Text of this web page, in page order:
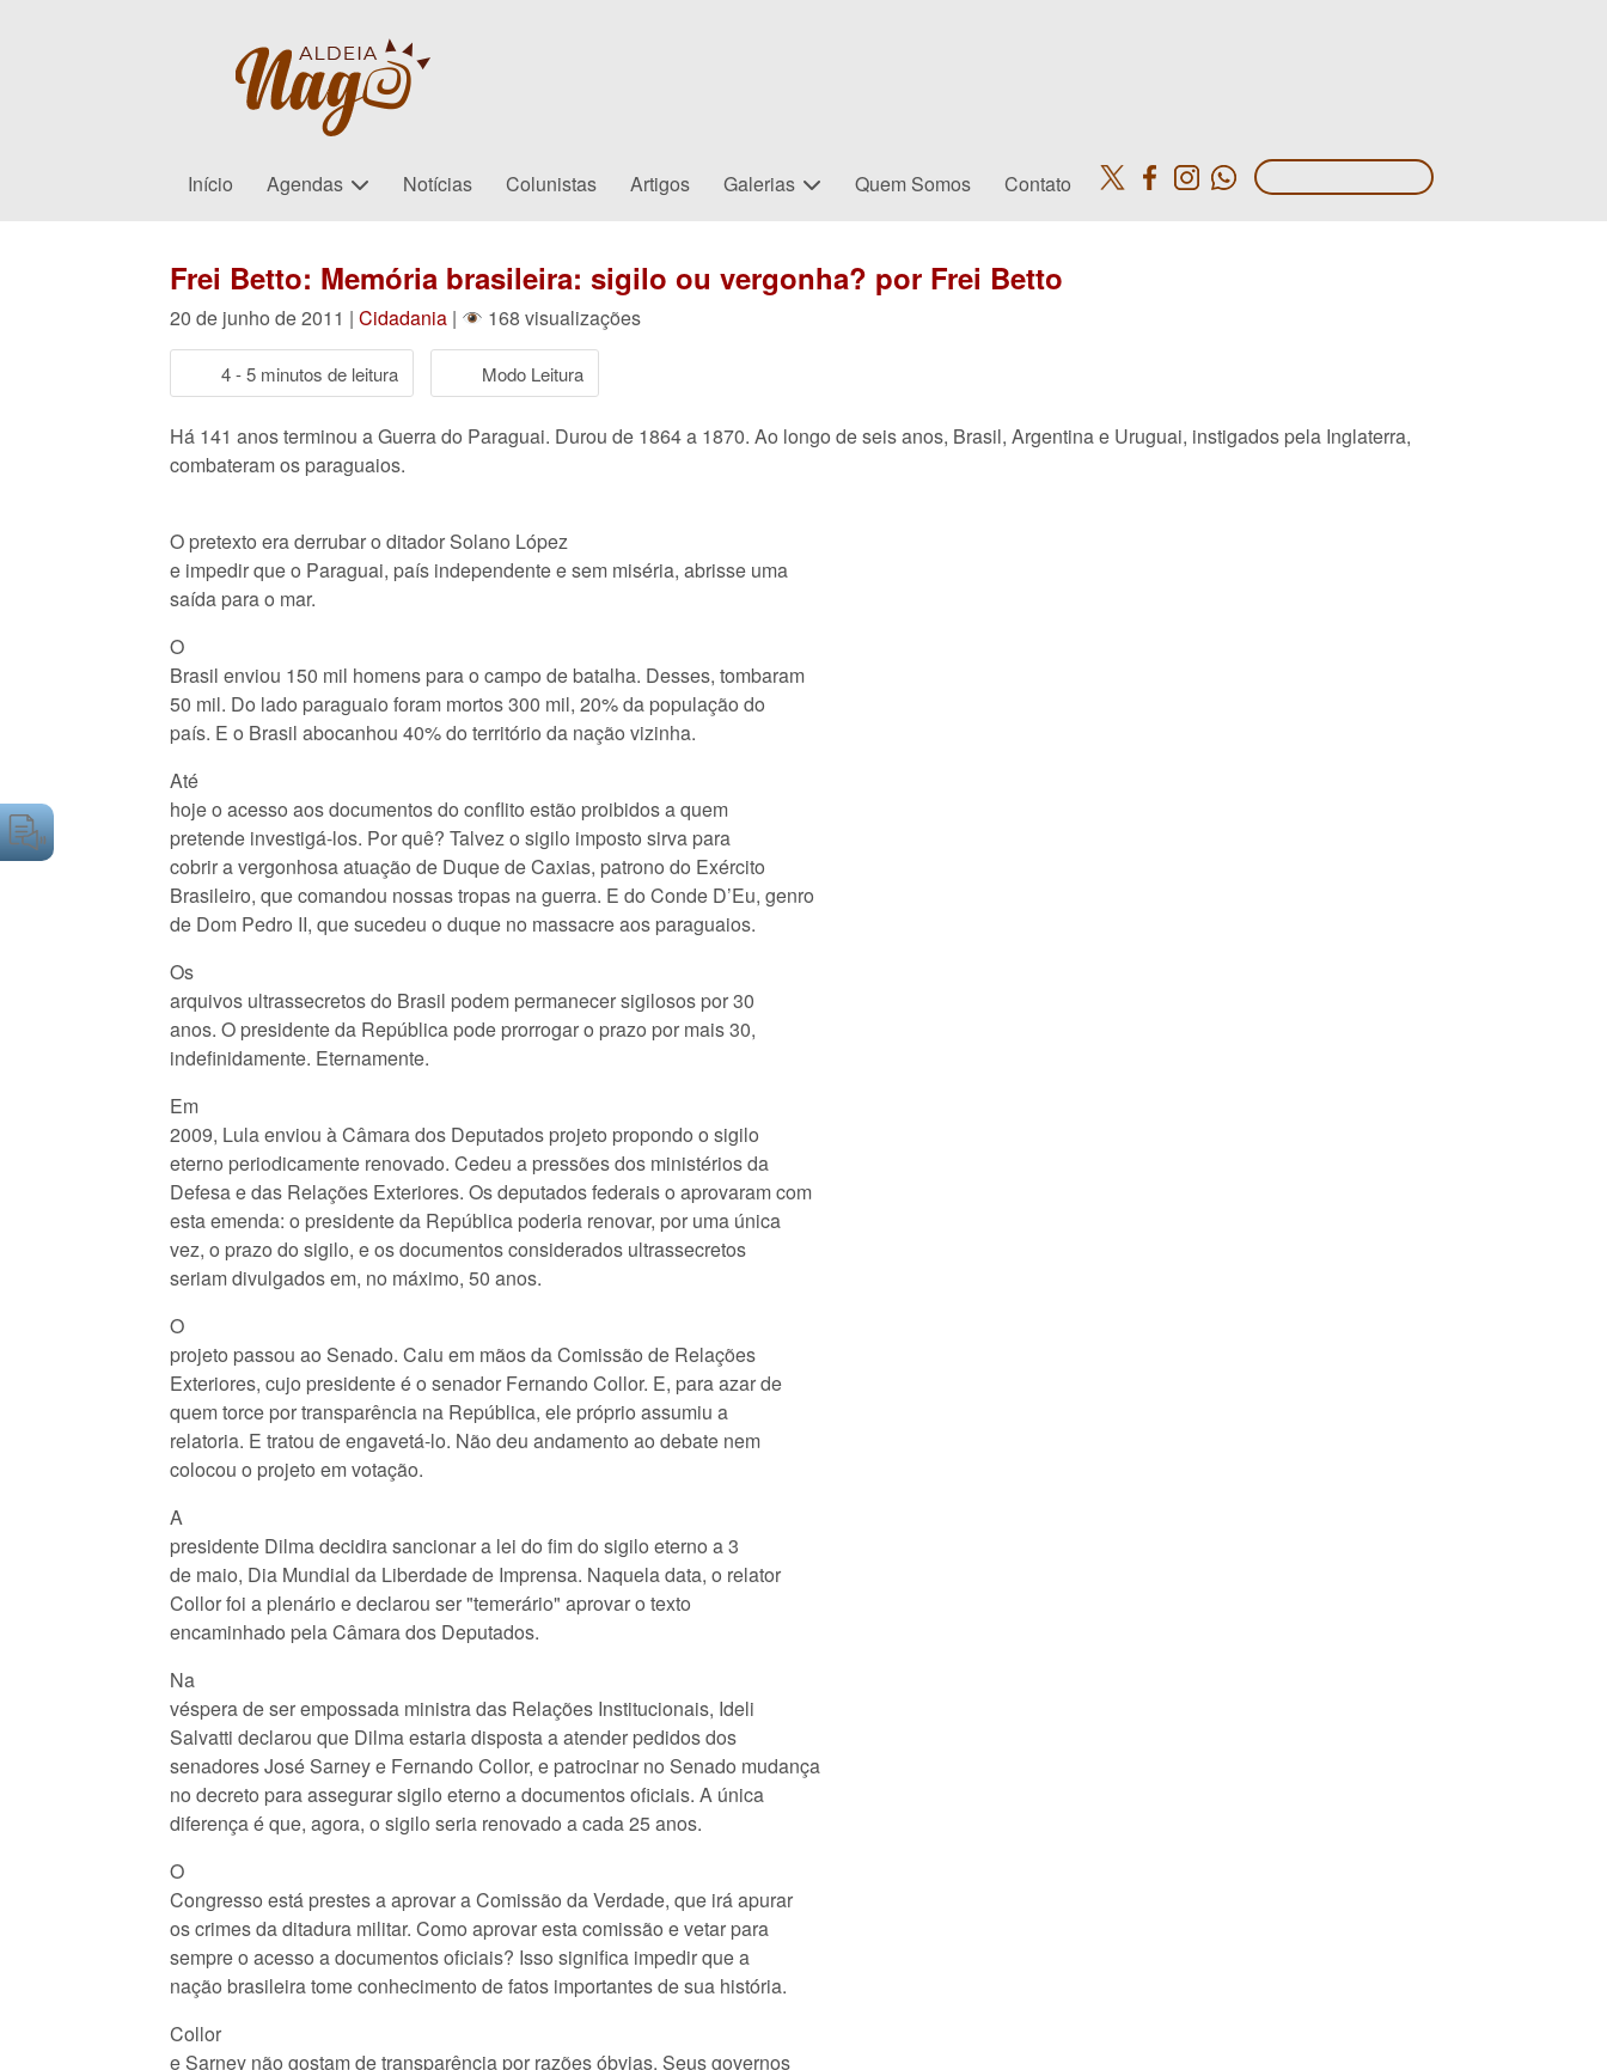
Início Agendas Notícias Colunistas Artigos Galerias Quem Somos Contato
Frei Betto: Memória brasileira: sigilo ou vergonha? por Frei Betto
20 de junho de 2011 | Cidadania | 168 visualizações
4 - 5 minutos de leitura Modo Leitura
Há 141 anos terminou a Guerra do Paraguai. Durou de 1864 a 1870. Ao longo de seis anos, Brasil, Argentina e Uruguai, instigados pela Inglaterra,
combateram os paraguaios.
O pretexto era derrubar o ditador Solano López
e impedir que o Paraguai, país independente e sem miséria, abrisse uma
saída para o mar.
O
Brasil enviou 150 mil homens para o campo de batalha. Desses, tombaram
50 mil. Do lado paraguaio foram mortos 300 mil, 20% da população do
país. E o Brasil abocanhou 40% do território da nação vizinha.
Até
hoje o acesso aos documentos do conflito estão proibidos a quem
pretende investigá-los. Por quê? Talvez o sigilo imposto sirva para
cobrir a vergonhosa atuação de Duque de Caxias, patrono do Exército
Brasileiro, que comandou nossas tropas na guerra. E do Conde D’Eu, genro
de Dom Pedro II, que sucedeu o duque no massacre aos paraguaios.
Os
arquivos ultrassecretos do Brasil podem permanecer sigilosos por 30
anos. O presidente da República pode prorrogar o prazo por mais 30,
indefinidamente. Eternamente.
Em
2009, Lula enviou à Câmara dos Deputados projeto propondo o sigilo
eterno periodicamente renovado. Cedeu a pressões dos ministérios da
Defesa e das Relações Exteriores. Os deputados federais o aprovaram com
esta emenda: o presidente da República poderia renovar, por uma única
vez, o prazo do sigilo, e os documentos considerados ultrassecretos
seriam divulgados em, no máximo, 50 anos.
O
projeto passou ao Senado. Caiu em mãos da Comissão de Relações
Exteriores, cujo presidente é o senador Fernando Collor. E, para azar de
quem torce por transparência na República, ele próprio assumiu a
relatoria. E tratou de engavetá-lo. Não deu andamento ao debate nem
colocou o projeto em votação.
A
presidente Dilma decidira sancionar a lei do fim do sigilo eterno a 3
de maio, Dia Mundial da Liberdade de Imprensa. Naquela data, o relator
Collor foi a plenário e declarou ser "temerário" aprovar o texto
encaminhado pela Câmara dos Deputados.
Na
véspera de ser empossada ministra das Relações Institucionais, Ideli
Salvatti declarou que Dilma estaria disposta a atender pedidos dos
senadores José Sarney e Fernando Collor, e patrocinar no Senado mudança
no decreto para assegurar sigilo eterno a documentos oficiais. A única
diferença é que, agora, o sigilo seria renovado a cada 25 anos.
O
Congresso está prestes a aprovar a Comissão da Verdade, que irá apurar
os crimes da ditadura militar. Como aprovar esta comissão e vetar para
sempre o acesso a documentos oficiais? Isso significa impedir que a
nação brasileira tome conhecimento de fatos importantes de sua história.
Collor
e Sarney não gostam de transparência por razões óbvias. Seus governos